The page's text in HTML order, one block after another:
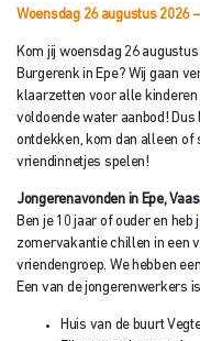
Woensdag 26 augustus 2026
Kom jij woensdag 26
Burgerenk in Epe? Wij gaan
klaarzetten voor alle
voldoende water aanbod!
ontdekken, kom dan alleen of
vriendinnetjes spelen!
Jongerenavonden in Epe,
Ben je 10 jaar of ouder en
zomervakantie chillen in een
vriendengroep. We hebben
Een van de jongerenwerkers
Huis van de buurt